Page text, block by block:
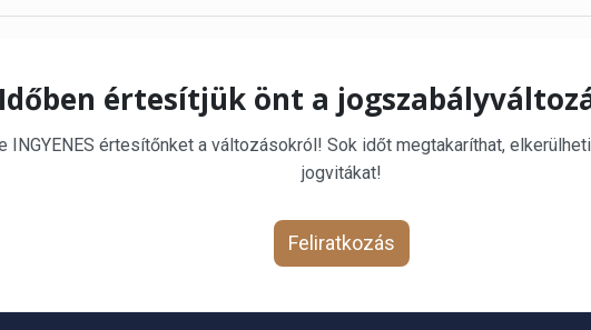
Időben értesítjük önt a
INGYENES értesítőnket a változásokról! Sok időt megtakaríthat,
jogvitákat!
Feliratkozás